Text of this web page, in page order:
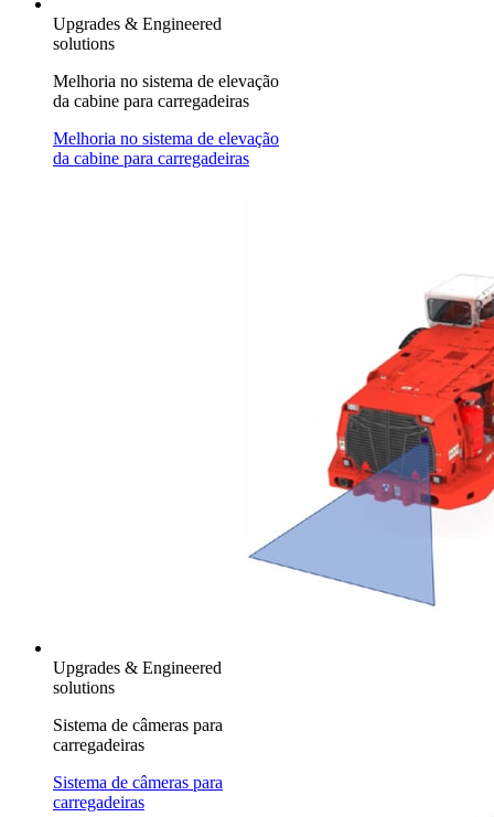
Upgrades & Engineered
solutions
Melhoria no sistema de elevação
da cabine para carregadeiras
Melhoria no sistema de elevação
da cabine para carregadeiras
Upgrades & Engineered
solutions
Sistema de câmeras para
carregadeiras
Sistema de câmeras para
carregadeiras